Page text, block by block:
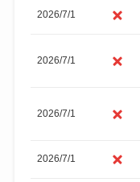
2026/7/1
2026/7/1
2026/7/1
2026/7/1